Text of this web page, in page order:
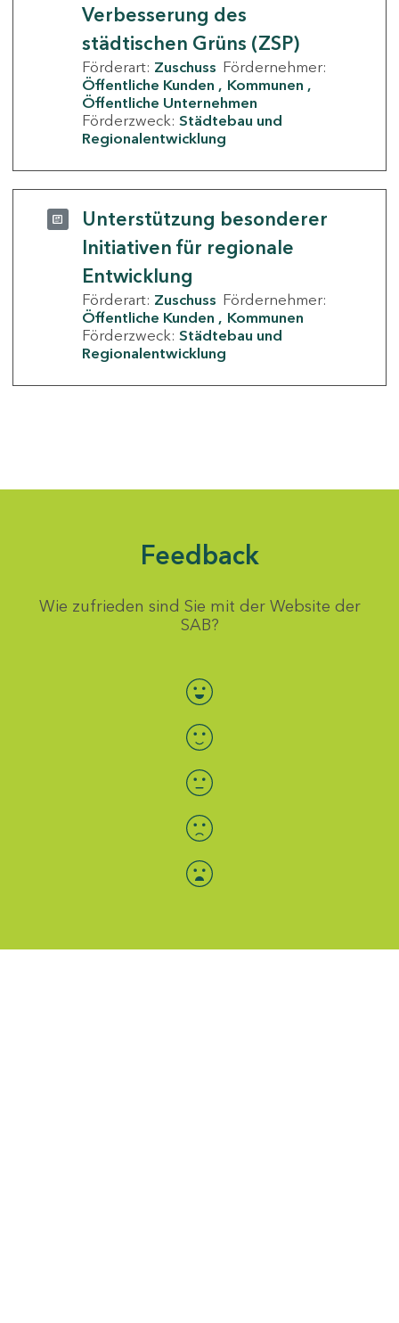
Verbesserung des
städtischen Grüns (ZSP)
Förderart: Zuschuss Fördernehmer:
Öffentliche Kunden
Kommunen
Öffentliche Unternehmen
Förderzweck: Städtebau und
Regionalentwicklung
Unterstützung besonderer
Initiativen für regionale
Entwicklung
Förderart: Zuschuss Fördernehmer:
Öffentliche Kunden
Kommunen
Förderzweck: Städtebau und
Regionalentwicklung
Feedback
Wie zufrieden sind Sie mit der Website der
SAB?
Bewertung auswählen